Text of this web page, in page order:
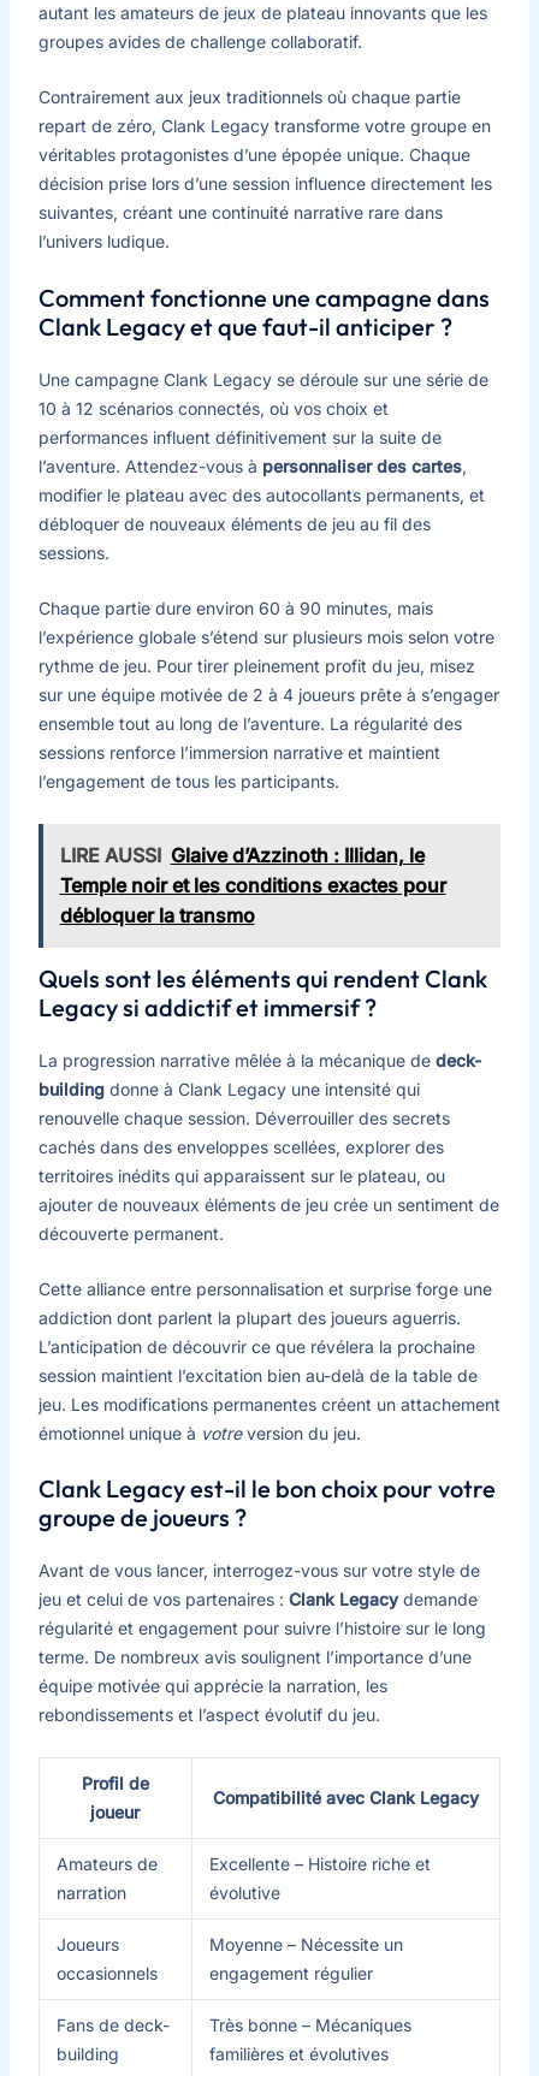
autant les amateurs de jeux de plateau innovants que les
groupes avides de challenge collaboratif.
Contrairement aux jeux traditionnels où chaque partie
repart de zéro, Clank Legacy transforme votre groupe en
véritables protagonistes d’une épopée unique. Chaque
décision prise lors d’une session influence directement les
suivantes, créant une continuité narrative rare dans
l’univers ludique.
Comment fonctionne une campagne dans
Clank Legacy et que faut-il anticiper ?
Une campagne Clank Legacy se déroule sur une série de
10 à 12 scénarios connectés, où vos choix et
performances influent définitivement sur la suite de
l’aventure. Attendez-vous à personnaliser des cartes,
modifier le plateau avec des autocollants permanents, et
débloquer de nouveaux éléments de jeu au fil des
sessions.
Chaque partie dure environ 60 à 90 minutes, mais
l’expérience globale s’étend sur plusieurs mois selon votre
rythme de jeu. Pour tirer pleinement profit du jeu, misez
sur une équipe motivée de 2 à 4 joueurs prête à s’engager
ensemble tout au long de l’aventure. La régularité des
sessions renforce l’immersion narrative et maintient
l’engagement de tous les participants.
LIRE AUSSI Glaive d’Azzinoth : Illidan, le
Temple noir et les conditions exactes pour
débloquer la transmo
Quels sont les éléments qui rendent Clank
Legacy si addictif et immersif ?
La progression narrative mêlée à la mécanique de deck-
buildingdonne à Clank Legacy une intensité qui
renouvelle chaque session. Déverrouiller des secrets
cachés dans des enveloppes scellées, explorer des
territoires inédits qui apparaissent sur le plateau, ou
ajouter de nouveaux éléments de jeu crée un sentiment de
découverte permanent.
Cette alliance entre personnalisation et surprise forge une
addiction dont parlent la plupart des joueurs aguerris.
L’anticipation de découvrir ce que révélera la prochaine
session maintient l’excitation bien au-delà de la table de
jeu. Les modifications permanentes créent un attachement
émotionnel unique à votreversion du jeu.
Clank Legacy est-il le bon choix pour votre
groupe de joueurs ?
Avant de vous lancer, interrogez-vous sur votre style de
jeu et celui de vos partenaires : Clank Legacydemande
régularité et engagement pour suivre l’histoire sur le long
terme. De nombreux avis soulignent l’importance d’une
équipe motivée qui apprécie la narration, les
rebondissements et l’aspect évolutif du jeu.
Profil de
joueur
Compatibilité avec Clank Legacy
Amateurs de
narration
Excellente – Histoire riche et
évolutive
Joueurs
occasionnels
Moyenne – Nécessite un
engagement régulier
Fans de deck-
building
Très bonne – Mécaniques
familières et évolutives